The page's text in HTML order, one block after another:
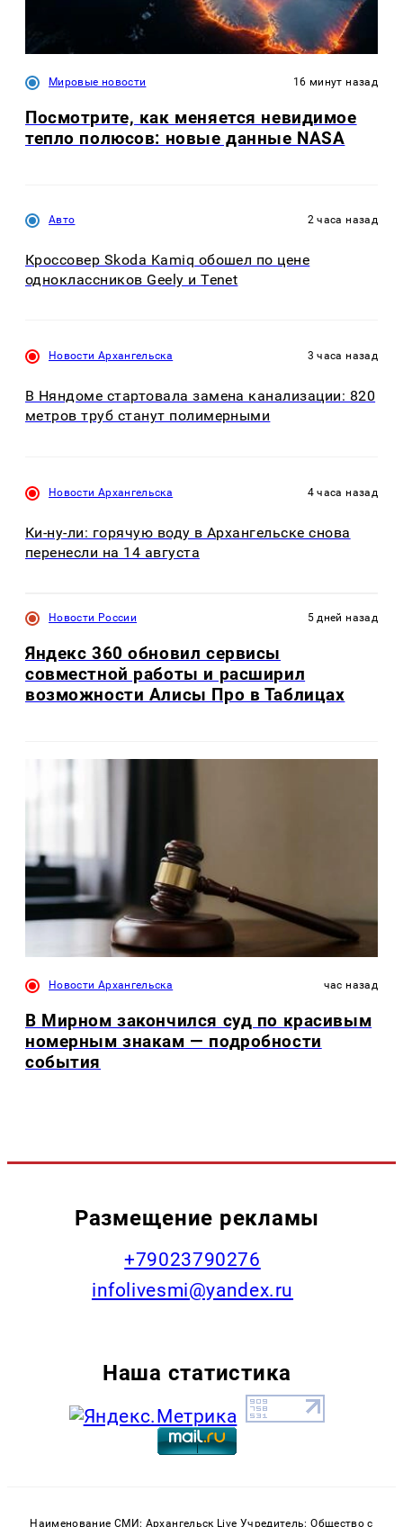
Мировые новости 16 минут назад
Посмотрите, как меняется невидимое
тепло полюсов: новые данные NASA
Авто 2 часа назад
Кроссовер Skoda Kamiq обошел по цене
одноклассников Geely и Tenet
Новости Архангельска 3 часа назад
В Няндоме стартовала замена канализации: 820
метров труб станут полимерными
Новости Архангельска 4 часа назад
Ки-ну-ли: горячую воду в Архангельске снова
перенесли на 14 августа
Новости России 5 дней назад
Яндекс 360 обновил сервисы
совместной работы и расширил
возможности Алисы Про в Таблицах
Новости Архангельска час назад
В Мирном закончился суд по красивым
номерным знакам — подробности
события
Размещение рекламы
+79023790276
infolivesmi@yandex.ru
Наша статистика
Наименование СМИ: Архангельск Live Учредитель: Общество с